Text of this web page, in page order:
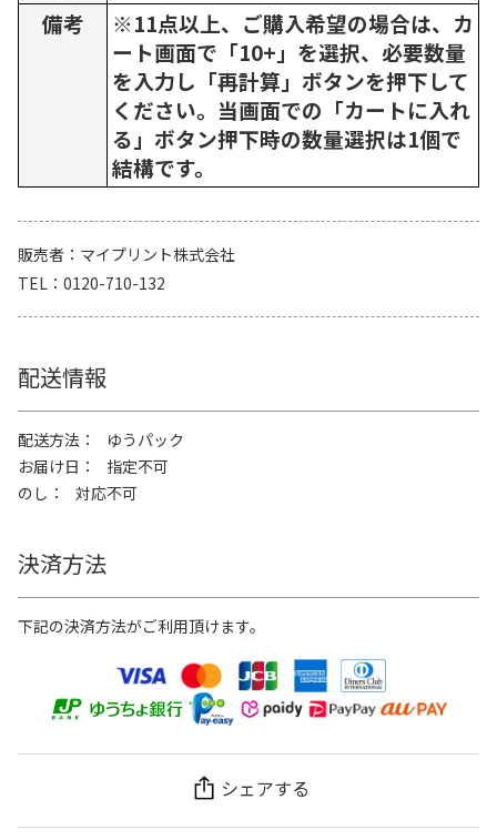
備考
※11点以上、ご購入希望の場合は、カ
ート画面で「10+」を選択、必要数量
を入力し「再計算」ボタンを押下して
ください。当画面での「カートに入れ
る」ボタン押下時の数量選択は1個で
結構です。
販売者
マイプリント株式会社
TEL
0120-710-132
配送情報
配送方法
ゆうパック
お届け日
指定不可
のし
対応不可
決済方法
下記の決済方法がご利用頂けます。
シェアする